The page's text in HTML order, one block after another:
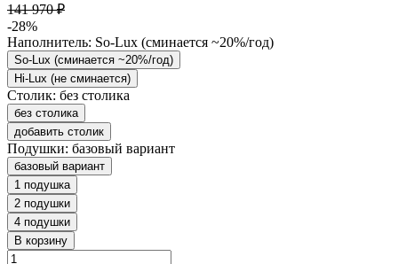
141 970 ₽
-28%
Наполнитель: So-Lux (cминается ~20%/год)
So-Lux (cминается ~20%/год)
Hi-Lux (не сминается)
Столик: без столика
без столика
добавить столик
Подушки: базовый вариант
базовый вариант
1 подушка
2 подушки
4 подушки
В корзину